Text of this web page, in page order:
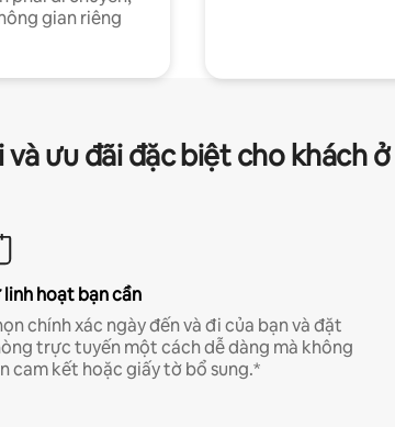
gian riêng
và ưu đãi đặc biệt cho khách
linh hoạt bạn cần
chính xác ngày đến và đi của bạn và đặt
trực tuyến một cách dễ dàng mà không
cam kết hoặc giấy tờ bổ sung.*